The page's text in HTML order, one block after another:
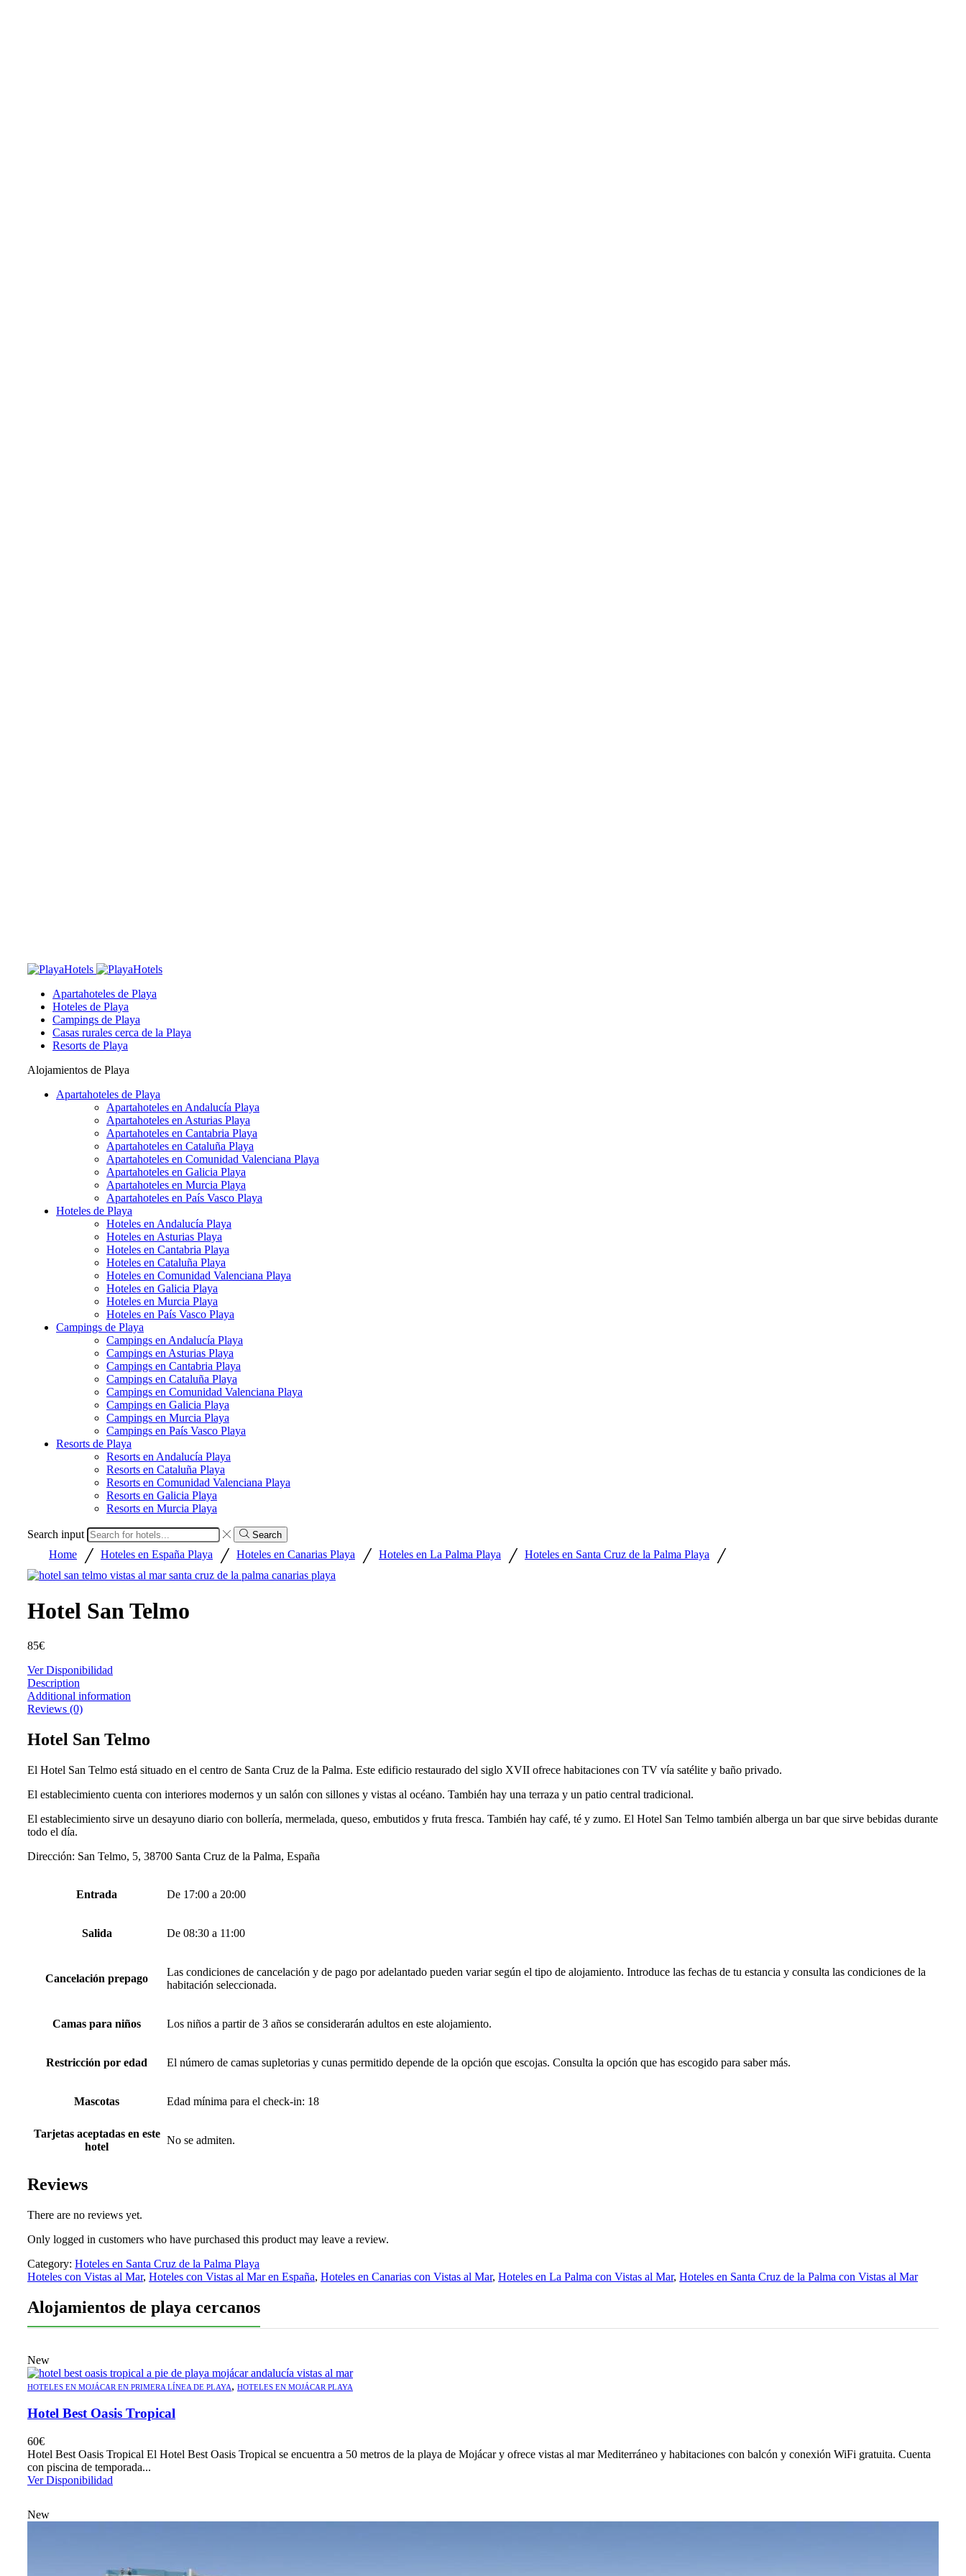
Apartahoteles de Playa
Hoteles de Playa
Campings de Playa
Casas rurales cerca de la Playa
Resorts de Playa
Alojamientos de Playa
Apartahoteles de Playa
Apartahoteles en Andalucía Playa
Apartahoteles en Asturias Playa
Apartahoteles en Cantabria Playa
Apartahoteles en Cataluña Playa
Apartahoteles en Comunidad Valenciana Playa
Apartahoteles en Galicia Playa
Apartahoteles en Murcia Playa
Apartahoteles en País Vasco Playa
Hoteles de Playa
Hoteles en Andalucía Playa
Hoteles en Asturias Playa
Hoteles en Cantabria Playa
Hoteles en Cataluña Playa
Hoteles en Comunidad Valenciana Playa
Hoteles en Galicia Playa
Hoteles en Murcia Playa
Hoteles en País Vasco Playa
Campings de Playa
Campings en Andalucía Playa
Campings en Asturias Playa
Campings en Cantabria Playa
Campings en Cataluña Playa
Campings en Comunidad Valenciana Playa
Campings en Galicia Playa
Campings en Murcia Playa
Campings en País Vasco Playa
Resorts de Playa
Resorts en Andalucía Playa
Resorts en Cataluña Playa
Resorts en Comunidad Valenciana Playa
Resorts en Galicia Playa
Resorts en Murcia Playa
Search input Search
Home / Hoteles en España Playa / Hoteles en Canarias Playa / Hoteles en La Palma Playa / Hoteles en Santa Cruz de la Palma Playa /
Hotel San Telmo
85€
Ver Disponibilidad
Description
Additional information
Reviews (0)
Hotel San Telmo
El Hotel San Telmo está situado en el centro de Santa Cruz de la Palma. Este edificio restaurado del siglo XVII ofrece habitaciones con TV vía satélite y baño privado.
El establecimiento cuenta con interiores modernos y un salón con sillones y vistas al océano. También hay una terraza y un patio central tradicional.
El establecimiento sirve un desayuno diario con bollería, mermelada, queso, embutidos y fruta fresca. También hay café, té y zumo. El Hotel San Telmo también alberga un bar que sirve bebidas durante
todo el día.
Dirección: San Telmo, 5, 38700 Santa Cruz de la Palma, España
Entrada De 17:00 a 20:00
Salida De 08:30 a 11:00
Cancelación prepago
Las condiciones de cancelación y de pago por adelantado pueden variar según el tipo de alojamiento. Introduce las fechas de tu estancia y consulta las condiciones de la
habitación seleccionada.
Camas para niños Los niños a partir de 3 años se considerarán adultos en este alojamiento.
Restricción por edad El número de camas supletorias y cunas permitido depende de la opción que escojas. Consulta la opción que has escogido para saber más.
Mascotas Edad mínima para el check-in: 18
Tarjetas aceptadas en este
hotel
No se admiten.
Reviews
There are no reviews yet.
Only logged in customers who have purchased this product may leave a review.
Category: Hoteles en Santa Cruz de la Palma Playa
Hoteles con Vistas al Mar, Hoteles con Vistas al Mar en España, Hoteles en Canarias con Vistas al Mar, Hoteles en La Palma con Vistas al Mar, Hoteles en Santa Cruz de la Palma con Vistas al Mar
Alojamientos de playa cercanos
New
HOTELES EN MOJÁCAR EN PRIMERA LÍNEA DE PLAYA, HOTELES EN MOJÁCAR PLAYA
Hotel Best Oasis Tropical
60€
Hotel Best Oasis Tropical El Hotel Best Oasis Tropical se encuentra a 50 metros de la playa de Mojácar y ofrece vistas al mar Mediterráneo y habitaciones con balcón y conexión WiFi gratuita. Cuenta
con piscina de temporada...
Ver Disponibilidad
New